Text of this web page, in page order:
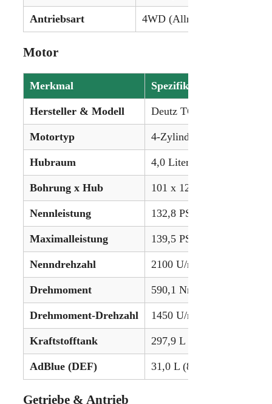
Antriebsart 4WD (Allrad)
Motor
Merkmal Spezifikation
Hersteller & Modell Deutz TCD 4.1 L4
Motortyp 4-Zylinder, Turbo,
Hubraum 4,0 Liter (246,4 in³)
Bohrung x Hub 101 x 126 mm
Nennleistung 132,8 PS (99,0 kW)
Maximalleistung 139,5 PS (104,0 kW)
Nenndrehzahl 2100 U/min
Drehmoment 590,1 Nm (435,2 lb-ft)
Drehmoment-Drehzahl 1450 U/min
Kraftstofftank 297,9 L (78,7 gal)
AdBlue (DEF) 31,0 L (8,2 gal)
Getriebe & Antrieb